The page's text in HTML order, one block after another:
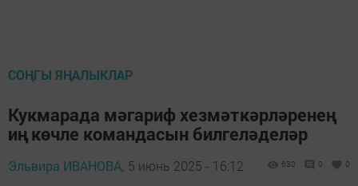
СОҢГЫ ЯҢАЛЫКЛАР
Кукмарада мәгариф хезмәткәрләренең
иң көчле командасын билгеләделәр
Эльвира ИВАНОВА, 5 июнь 2025 - 16:12 630 0 0